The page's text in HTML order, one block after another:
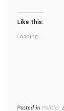
Like this:
Loading...
Posted in Politics